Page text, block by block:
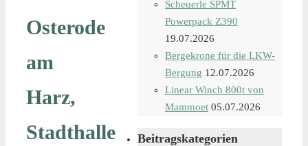
Osterode
am
Harz,
Stadthalle
Scheuerle SPMT
Powerpack Z390
19.07.2026
Bergekrone für die LKW-
Bergung 12.07.2026
Linear Winch 800t von
Mammoet 05.07.2026
Beitragskategorien